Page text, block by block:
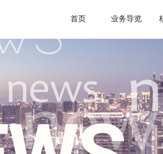
首页 业务导览